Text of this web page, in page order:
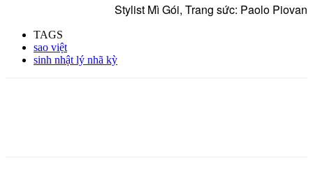
Stylist Mì Gói, Trang sức: Paolo Piovan
TAGS
sao việt
sinh nhật lý nhã kỳ